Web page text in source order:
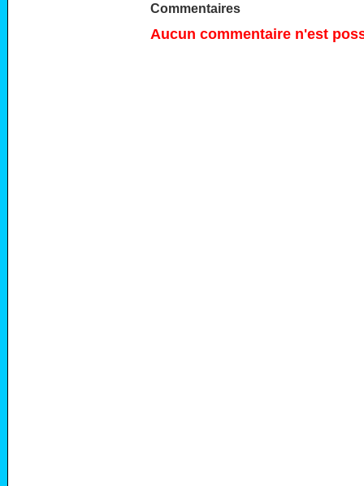
Commentaires
Aucun commentaire n'est